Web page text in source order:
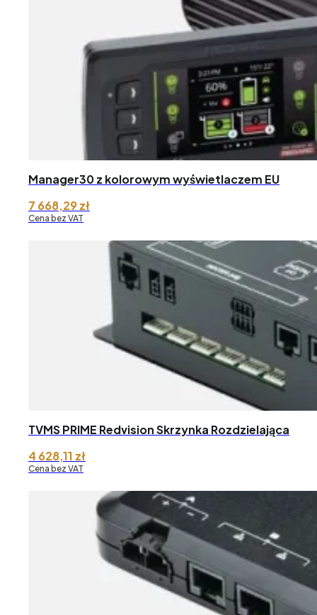
Manager30 z kolorowym wyświetlaczem EU
7 668,29zł
Cena bez VAT
TVMS PRIME Redvision Skrzynka Rozdzielająca
4 628,11 zł
Cena bez VAT